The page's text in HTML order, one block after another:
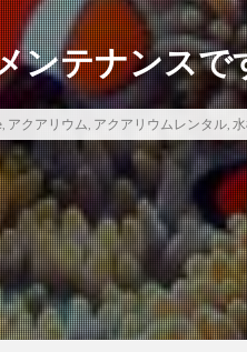
ンテナンスで
, アクアリウム, アクアリウムレンタル,